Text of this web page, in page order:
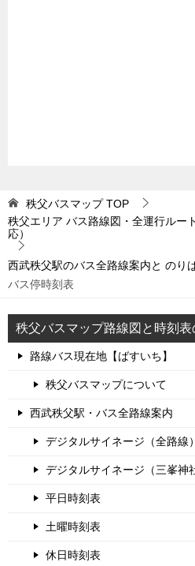
秩父バスマップTOP
秩父エリア バス路線図・全運行ルー
応）
西武秩父駅のバス全路線案内と のり
バス停時刻表
秩父バスマップ路線図と時刻表
路線バス現在地【ばすいち】
秩父バスマップについて
西武秩父駅・バス全路線案内
デジタルサイネージ（全路線）
デジタルサイネージ（三峯神
平日時刻表
土曜時刻表
休日時刻表